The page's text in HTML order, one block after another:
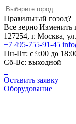
Правильный город?
Все верно Изменить
127254, г. Москва,
+7 495-755-91-45
Пн-Пт: с 9:00 до
Сб-Вс: выходной
Оставить заявку
Оборудование